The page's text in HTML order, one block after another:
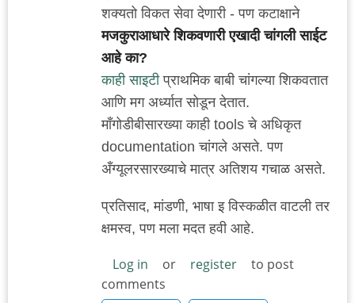
शक्यतो विकत सेवा देणारी - पण कटाक्षाने
मजकुराआधारे शिकवणारी एखादी चांगली साईट
आहे का?
काही साइटीप्राथमिक बाबी चांगल्या शिकवतात
आणि मग अर्ध्यात सोडून देतात.
मॉंगोडीबीसारख्या काही tools चे अधिकृत
documentation चांगले असते. पण
अँग्यूलरसारख्याचे मात्र अतिशय गचाळ असते.
प्रतिसाद, मांडणी, भाषा इ विस्कळीत वाटली तर
क्षमस्व, पण मला मदत हवी आहे.
Log in or register
to post
comments